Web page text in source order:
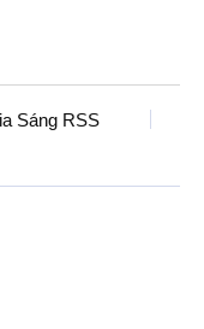
Sáng RSS